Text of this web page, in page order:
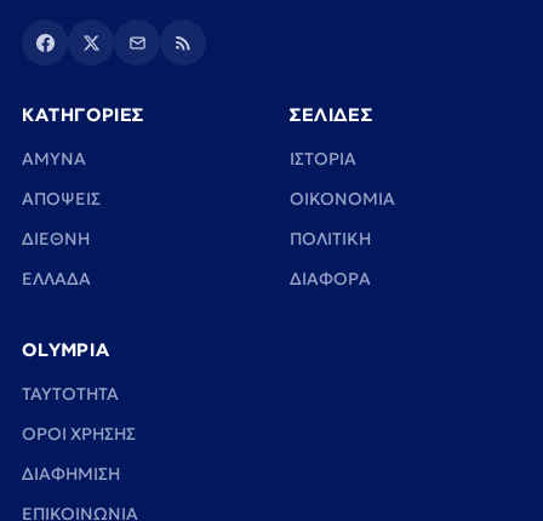
ΚΑΤΗΓΟΡΙΕΣ
ΑΜΥΝΑ
ΑΠΟΨΕΙΣ
ΔΙΕΘΝΗ
ΕΛΛΑΔΑ
ΣΕΛΙΔΕΣ
ΙΣΤΟΡΙΑ
ΟΙΚΟΝΟΜΙΑ
ΠΟΛΙΤΙΚΗ
ΔΙΑΦΟΡΑ
OLYMPIA
TAYTOTHTA
ΟΡΟΙ ΧΡΗΣΗΣ
ΔΙΑΦΗΜΙΣΗ
ΕΠΙΚΟΙΝΩΝΙΑ